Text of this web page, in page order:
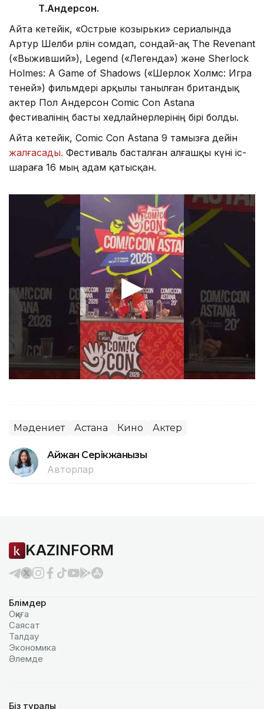
Т.Андерсон.
Айта кетейік, «Острые козырьки» сериалында
Артур Шелби рөлін сомдап, сондай-ақ The Revenant
(«Выживший»), Legend («Легенда») және Sherlock
Holmes: A Game of Shadows («Шерлок Холмс: Игра
теней») фильмдері арқылы танылған британдық
актер Пол Андерсон Comic Con Astana
фестивалінің басты хедлайнерлерінің бірі болды.
Айта кетейік, Comic Con Astana 9 тамызға дейін
жалғасады. Фестиваль басталған алғашқы күні іс-
шараға 16 мың адам қатысқан.
Мәдениет Астана Кино Актер
Айжан Серікжанқызы
Авторлар
KAZINFORM
Бөлімдер
Оқиға
Саясат
Талдау
Экономика
Әлемде
Біз туралы